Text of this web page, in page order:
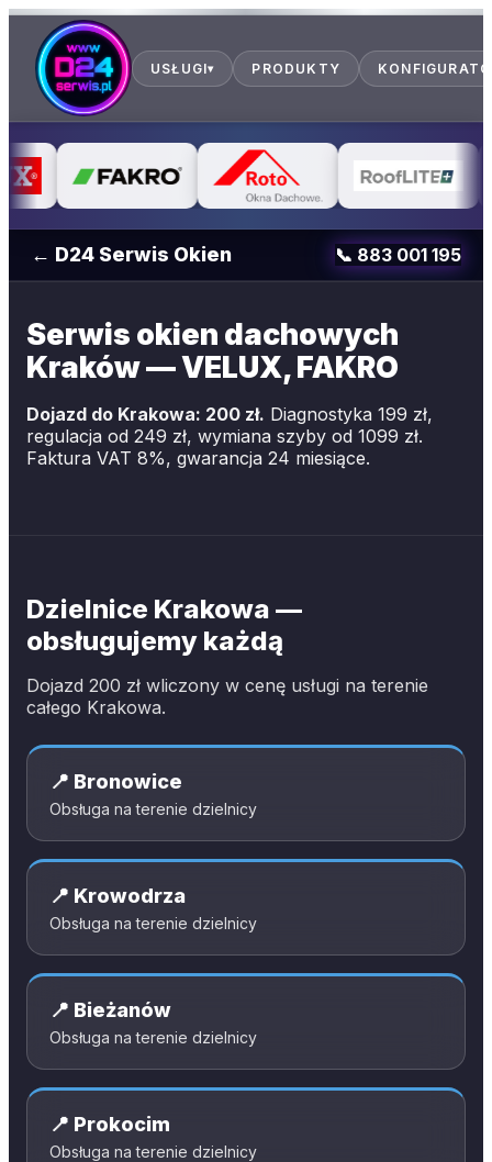
USŁUGI▾ PRODUKTY
← D24 Serwis Okien 📞 883 001 195
Serwis okien dachowych
Kraków — VELUX, FAKRO
Dojazd do Krakowa: 200 zł. Diagnostyka 199 zł,
regulacja od 249 zł, wymiana szyby od 1099 zł.
Faktura VAT 8%, gwarancja 24 miesiące.
Dzielnice Krakowa —
obsługujemy każdą
Dojazd 200 zł wliczony w cenę usługi na terenie
całego Krakowa.
📍 Bronowice
Obsługa na terenie dzielnicy
📍 Krowodrza
Obsługa na terenie dzielnicy
📍 Bieżanów
Obsługa na terenie dzielnicy
📍 Prokocim
Obsługa na terenie dzielnicy